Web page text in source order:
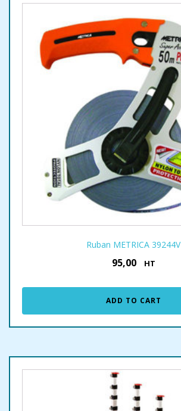
Ruban METRICA 39244V
95,00€ HT
ADD TO CART